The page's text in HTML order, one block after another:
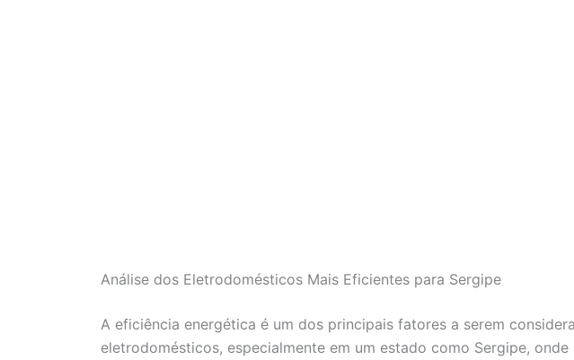
Análise dos Eletrodomésticos Mais Eficientes para Sergipe
A eficiência energética é um dos principais fatores a serem
eletrodomésticos, especialmente em um estado como Sergipe,